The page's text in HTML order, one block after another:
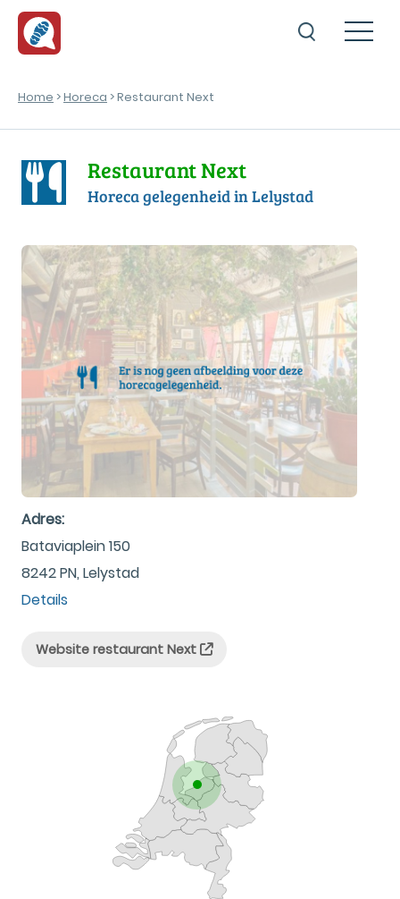
Home >Horeca > Restaurant Next
Restaurant Next
Horeca gelegenheid in Lelystad
Adres:
Bataviaplein 150
8242 PN, Lelystad
Details
Website restaurant Next